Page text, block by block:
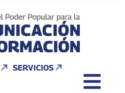
SERVICIOS